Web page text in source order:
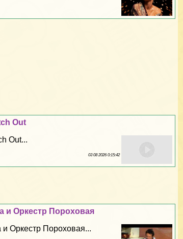
Out
Out...
03 08 2026 0:15:42
и Оркестр Пороховая
и Оркестр Пороховая...